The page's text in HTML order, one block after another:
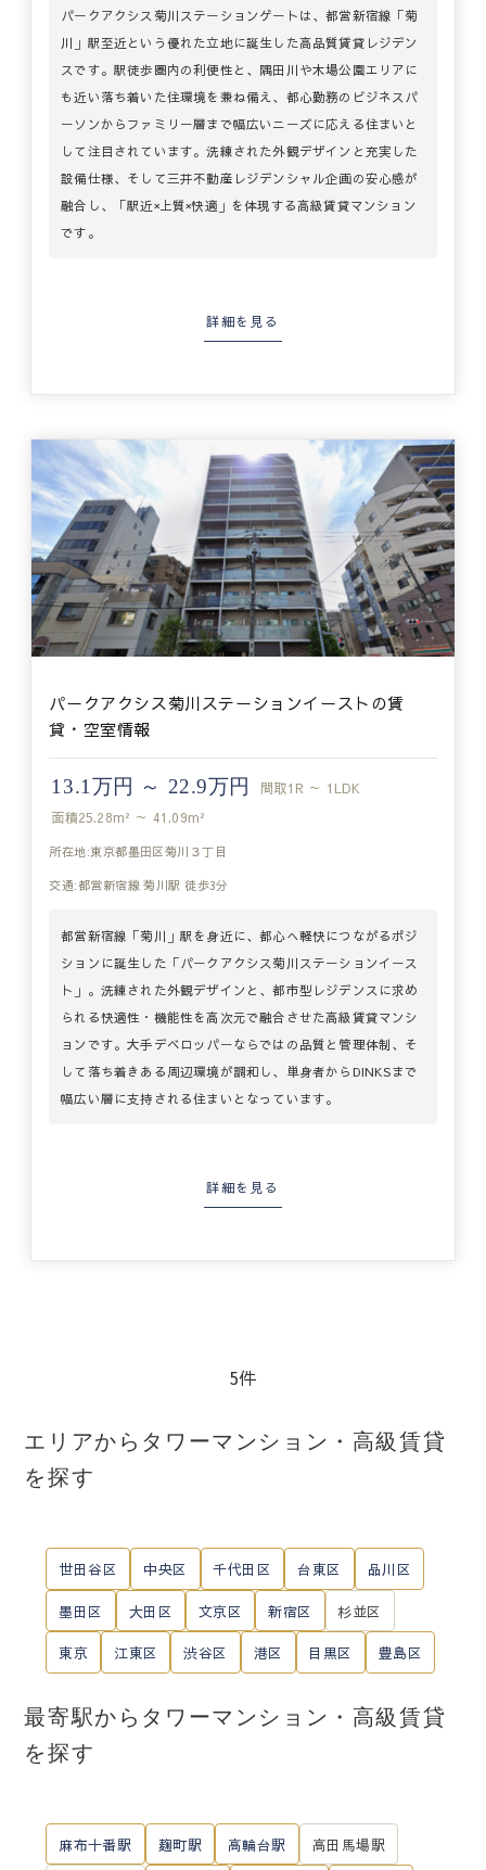
パークアクシス菊川ステーションゲートは、都営新宿線「菊
川」駅至近という優れた立地に誕生した高品質賃貸レジデン
スです。駅徒歩圏内の利便性と、隅田川や木場公園エリアに
も近い落ち着いた住環境を兼ね備え、都心勤務のビジネスパ
ーソンからファミリー層まで幅広いニーズに応える住まいと
して注目されています。洗練された外観デザインと充実した
設備仕様、そして三井不動産レジデンシャル企画の安心感が
融合し、「駅近×上質×快適」を体現する高級賃貸マンション
です。
詳細を見る
パークアクシス菊川ステーションイーストの賃
貸・空室情報
13.1万円 ～ 22.9万円 間取1R ～ 1LDK
面積25.28m² ～ 41.09m²
所在地:東京都墨田区菊川３丁目
交通:都営新宿線 菊川駅 徒歩3分
都営新宿線「菊川」駅を身近に、都心へ軽快につながるポジ
ションに誕生した「パークアクシス菊川ステーションイース
ト」。洗練された外観デザインと、都市型レジデンスに求め
られる快適性・機能性を高次元で融合させた高級賃貸マンシ
ョンです。大手デベロッパーならではの品質と管理体制、そ
して落ち着きある周辺環境が調和し、単身者からDINKSまで
幅広い層に支持される住まいとなっています。
詳細を見る
5件
エリアからタワーマンション・高級賃貸
を探す
世田谷区 中央区 千代田区 台東区 品川区
墨田区 大田区 文京区 新宿区 杉並区
東京 江東区 渋谷区 港区 目黒区 豊島区
最寄駅からタワーマンション・高級賃貸
を探す
麻布十番駅 麹町駅 高輪台駅 高田馬場駅